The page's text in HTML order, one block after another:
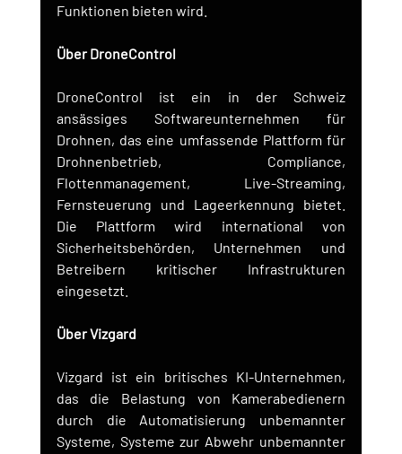
Funktionen bieten wird.
Über DroneControl
DroneControl ist ein in der Schweiz
ansässiges Softwareunternehmen für
Drohnen, das eine umfassende Plattform für
Drohnenbetrieb, Compliance,
Flottenmanagement, Live-Streaming,
Fernsteuerung und Lageerkennung bietet.
Die Plattform wird international von
Sicherheitsbehörden, Unternehmen und
Betreibern kritischer Infrastrukturen
eingesetzt.
Über Vizgard
Vizgard ist ein britisches KI-Unternehmen,
das die Belastung von Kamerabedienern
durch die Automatisierung unbemannter
Systeme, Systeme zur Abwehr unbemannter